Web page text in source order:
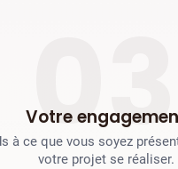
03
Votre
à ce que vous soyez
votre projet se réaliser.